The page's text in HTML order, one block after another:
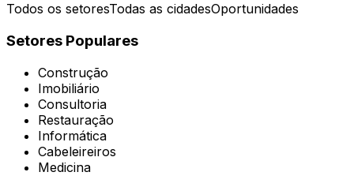
Todos os setoresTodas as cidadesOportunidades
Setores Populares
Construção
Imobiliário
Consultoria
Restauração
Informática
Cabeleireiros
Medicina